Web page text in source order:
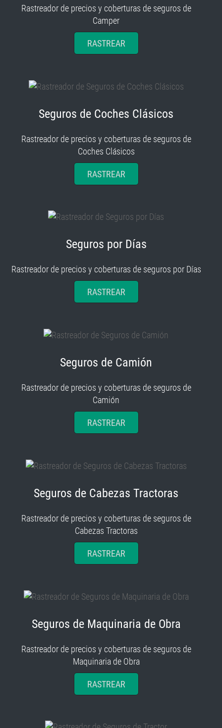
Rastreador de precios y coberturas de seguros de
Camper
RASTREAR
Seguros de Coches Clásicos
Rastreador de precios y coberturas de seguros de
Coches Clásicos
RASTREAR
Seguros por Días
Rastreador de precios y coberturas de seguros por Días
RASTREAR
Seguros de Camión
Rastreador de precios y coberturas de seguros de
Camión
RASTREAR
Seguros de Cabezas Tractoras
Rastreador de precios y coberturas de seguros de
Cabezas Tractoras
RASTREAR
Seguros de Maquinaria de Obra
Rastreador de precios y coberturas de seguros de
Maquinaria de Obra
RASTREAR